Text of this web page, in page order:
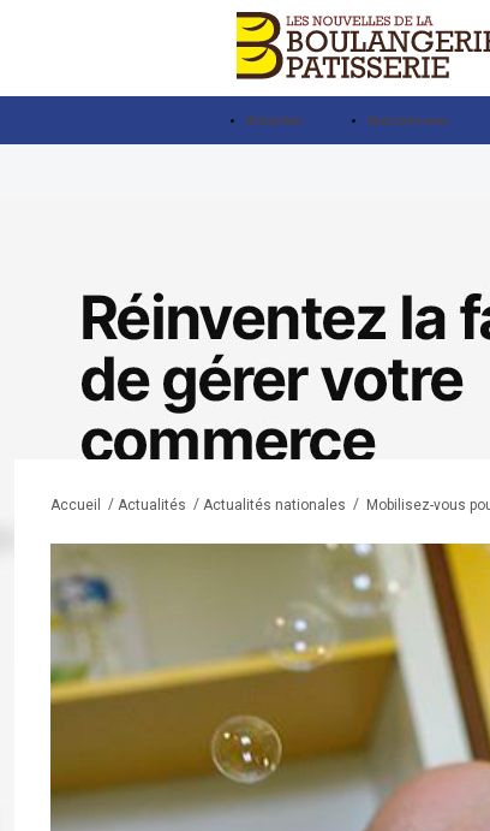
Actualités Rencontre avec…
Accueil / Actualités / Actualités nationales / Mobilisez-vous